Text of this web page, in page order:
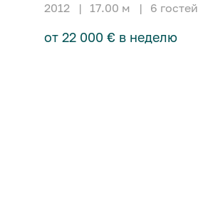
2012 | 17.00 м | 6 гостей
от 22 000 € в неделю